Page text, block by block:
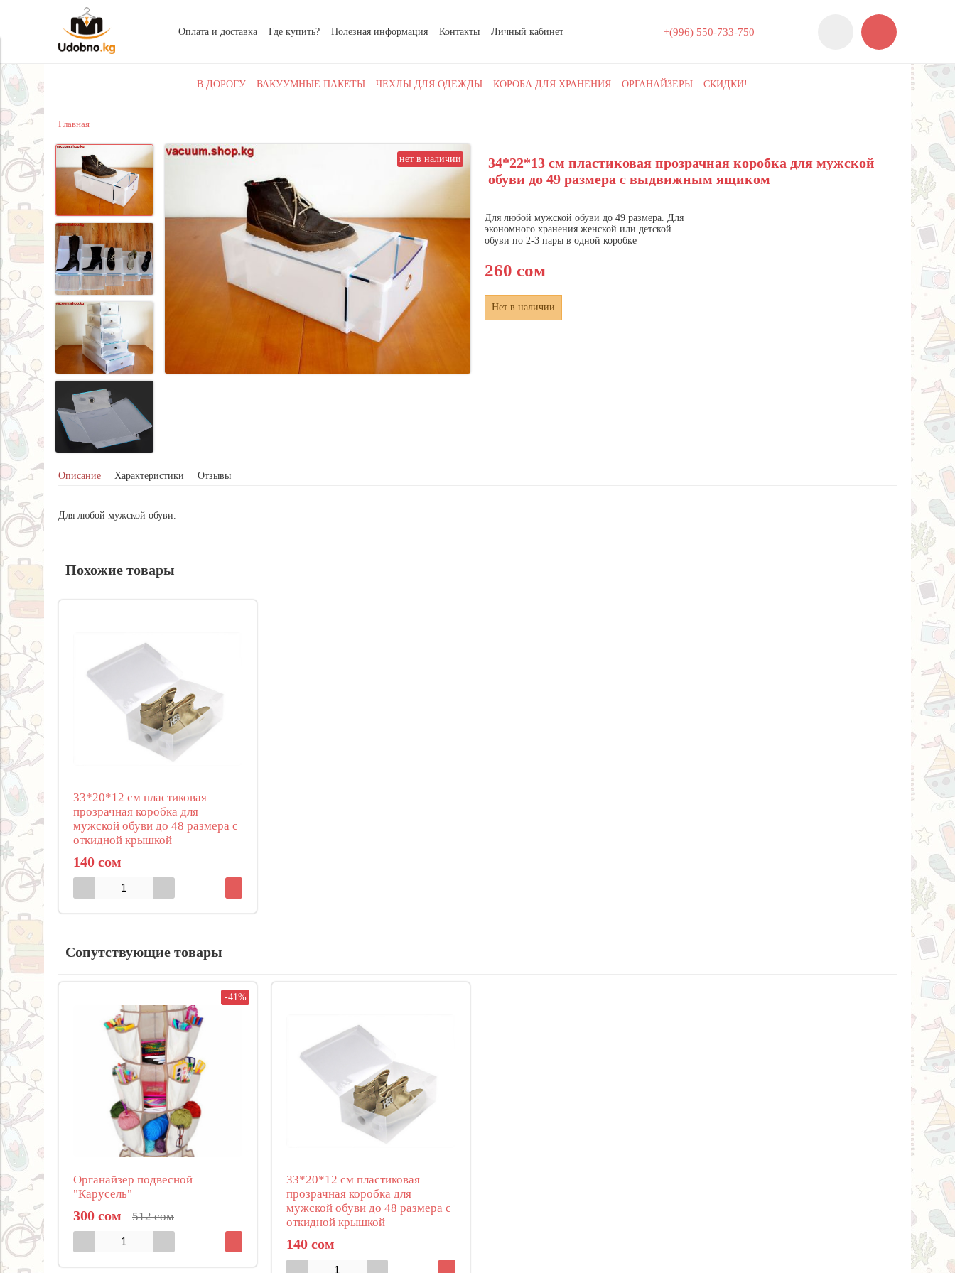
Оплата и доставка Где купить? Полезная информация Контакты Личный кабинет +(996) 550‑733‑750
В ДОРОГУ ВАКУУМНЫЕ ПАКЕТЫ ЧЕХЛЫ ДЛЯ ОДЕЖДЫ КОРОБА ДЛЯ ХРАНЕНИЯ ОРГАНАЙЗЕРЫ СКИДКИ!
Главная
нет в наличии нет в наличии
34*22*13 см пластиковая прозрачная коробка для мужской
обуви до 49 размера с выдвижным ящиком
Для любой мужской обуви до 49 размера. Для
экономного хранения женской или детской
обуви по 2-3 пары в одной коробке
260 сом
Нет в наличии
Описание Характеристики Отзывы
Для любой мужской обуви.
Похожие товары
33*20*12 см пластиковая
прозрачная коробка для
мужской обуви до 48 размера с
откидной крышкой
140 сом
Сопутствующие товары
-41%
Органайзер подвесной
"Карусель"
300 сом 512 сом
33*20*12 см пластиковая
прозрачная коробка для
мужской обуви до 48 размера с
откидной крышкой
140 сом